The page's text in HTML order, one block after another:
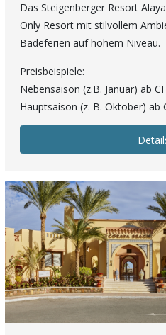
Das Steigenberger Resort
Only Resort mit stilvollem
Badeferien auf hohem Niveau.
Preisbeispiele:
Nebensaison (z.B. Januar) ab
Hauptsaison (z. B. Oktober)